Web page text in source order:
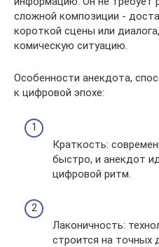
сложной композиции -
короткой сцены или
комическую ситуацию.
Особенности анекдота,
к цифровой эпохе:
Краткость:
быстро, и анекдот
цифровой ритм.
Лаконичность:
строится на точных